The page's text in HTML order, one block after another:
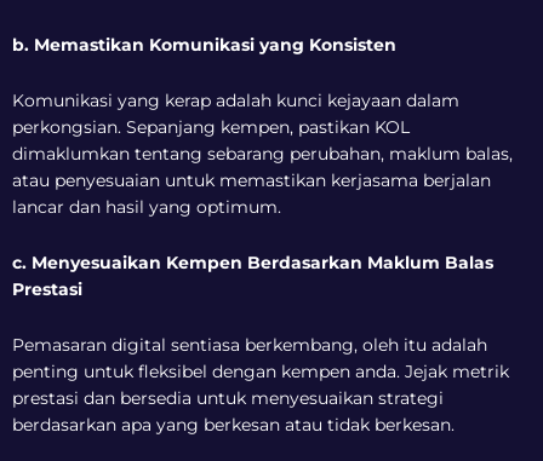
b. Memastikan Komunikasi yang Konsisten
Komunikasi yang kerap adalah kunci kejayaan dalam
perkongsian. Sepanjang kempen, pastikan KOL
dimaklumkan tentang sebarang perubahan, maklum balas,
atau penyesuaian untuk memastikan kerjasama berjalan
lancar dan hasil yang optimum.
c. Menyesuaikan Kempen Berdasarkan Maklum Balas
Prestasi
Pemasaran digital sentiasa berkembang, oleh itu adalah
penting untuk fleksibel dengan kempen anda. Jejak metrik
prestasi dan bersedia untuk menyesuaikan strategi
berdasarkan apa yang berkesan atau tidak berkesan.